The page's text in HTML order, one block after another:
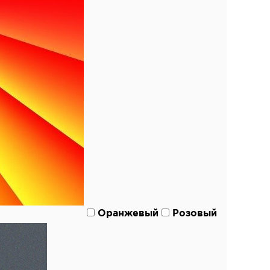
Оранжевый Розовый